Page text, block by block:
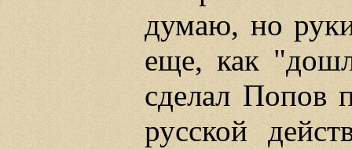
думаю, но
еще, как
сделал Попов
русской